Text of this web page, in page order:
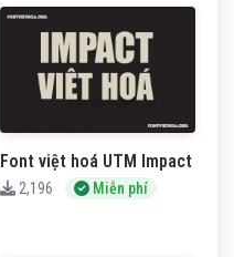
Font việt hoá UTM Impact
2,196 Miễn phí